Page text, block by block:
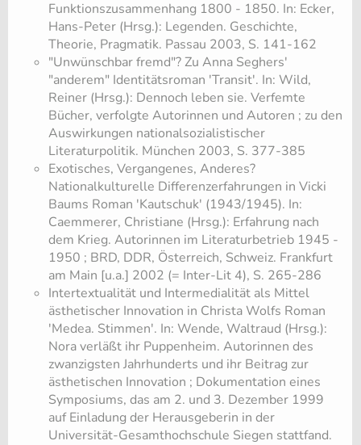
Funktionszusammenhang 1800 - 1850. In: Ecker,
Hans-Peter (Hrsg.): Legenden. Geschichte,
Theorie, Pragmatik. Passau 2003, S. 141-162
​"Unwünschbar fremd"? Zu Anna Seghers'
"anderem" Identitätsroman 'Transit'. In: Wild,
Reiner (Hrsg.): Dennoch leben sie. Verfemte
Bücher, verfolgte Autorinnen und Autoren ; zu den
Auswirkungen nationalsozialistischer
Literaturpolitik. München 2003, S. 377-385
​Exotisches, Vergangenes, Anderes?
Nationalkulturelle Differenzerfahrungen in Vicki
Baums Roman 'Kautschuk' (1943/1945). In:
Caemmerer, Christiane (Hrsg.): Erfahrung nach
dem Krieg. Autorinnen im Literaturbetrieb 1945 -
1950 ; BRD, DDR, Österreich, Schweiz. Frankfurt
am Main [u.a.] 2002 (= Inter-Lit 4), S. 265-286
​Intertextualität und Intermedialität als Mittel
ästhetischer Innovation in Christa Wolfs Roman
'Medea. Stimmen'. In: Wende, Waltraud (Hrsg.):
Nora verläßt ihr Puppenheim. Autorinnen des
zwanzigsten Jahrhunderts und ihr Beitrag zur
ästhetischen Innovation ; Dokumentation eines
Symposiums, das am 2. und 3. Dezember 1999
auf Einladung der Herausgeberin in der
Universität-Gesamthochschule Siegen stattfand.